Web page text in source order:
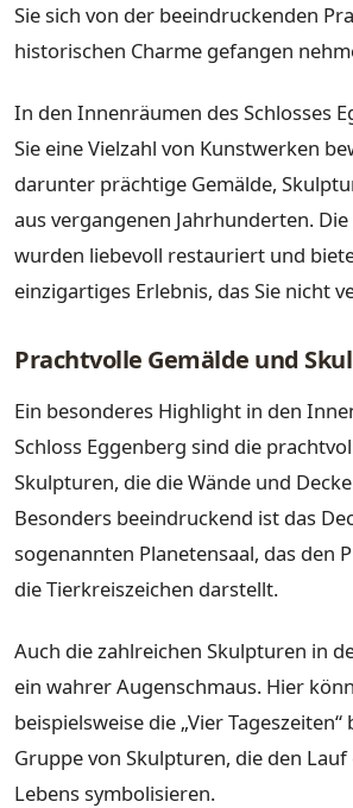
Sie sich von der beeindruckenden
historischen Charme gefangen
In den Innenräumen des Schlosses
Sie eine Vielzahl von Kunstwerken
darunter prächtige Gemälde,
aus vergangenen Jahrhunderten.
wurden liebevoll restauriert und
einzigartiges Erlebnis, das Sie nicht
Prachtvolle Gemälde und
Ein besonderes Highlight in den
Schloss Eggenberg sind die
Skulpturen, die die Wände und
Besonders beeindruckend ist das
sogenannten Planetensaal, das den
die Tierkreiszeichen darstellt.
Auch die zahlreichen Skulpturen in
ein wahrer Augenschmaus. Hier
beispielsweise die „Vier
Gruppe von Skulpturen, die den
Lebens symbolisieren.